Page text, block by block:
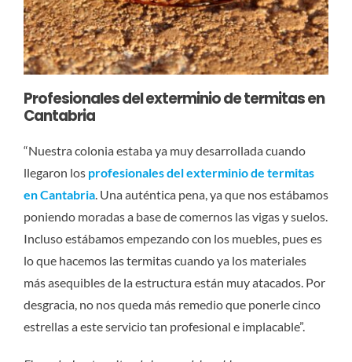
Profesionales del exterminio de termitas en
Cantabria
“Nuestra colonia estaba ya muy desarrollada cuando
llegaron los profesionales del exterminio de termitas
en Cantabria. Una auténtica pena, ya que nos estábamos
poniendo moradas a base de comernos las vigas y suelos.
Incluso estábamos empezando con los muebles, pues es
lo que hacemos las termitas cuando ya los materiales
más asequibles de la estructura están muy atacados. Por
desgracia, no nos queda más remedio que ponerle cinco
estrellas a este servicio tan profesional e implacable”.